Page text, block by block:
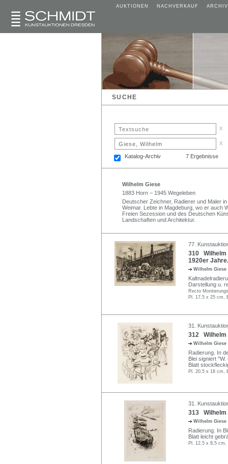
AUKTIONEN NACHVERKAUF ARCHIV
SUCHE
x
x
Katalog-Archiv 7 Ergebnisse
Wilhelm Giese
1883 Horn – 1945 Wegeleben
Deutscher Zeichner, Radierer und Maler
Weimar. Lebte in Magdeburg, wo er auch
Freien Sezession und des Deutschen
Landschaften und Architektur.
77.
310 Wilhelm
1920er Jahre.
Wilhelm Giese
Darstellung u.
Recto
Pl. 17,5 x 25 cm,
31.
312 Wilhelm
Wilhelm Giese
Radierung. In
Blei signiert "W.
Blatt
Pl. 20,5 x 18 cm,
31.
313 Wilhelm
Wilhelm Giese
Radierung. In
Blatt leicht
Pl. 12,5 x 8,5